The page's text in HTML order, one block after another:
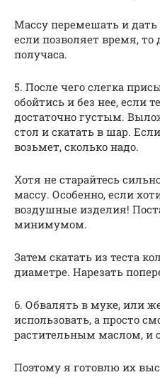
Массу перемешать и дать
если позволяет время, то
получаса.
5. После чего слегка
обойтись и без нее, если
достаточно густым.
стол и скатать в шар.
возьмет, сколько надо.
Хотя не старайтесь
массу. Особенно, если
воздушные изделия!
минимумом.
Затем скатать из теста
диаметре. Нарезать
6. Обвалять в муке, или
использовать, а просто
растительным маслом, и
Поэтому я готовлю их